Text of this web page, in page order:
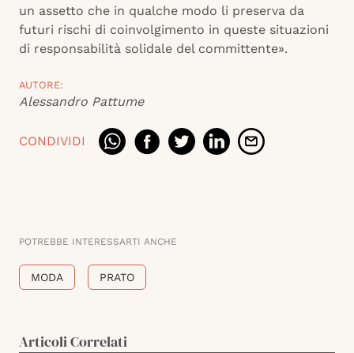
un assetto che in qualche modo li preserva da
futuri rischi di coinvolgimento in queste situazioni
di responsabilità solidale del committente».
AUTORE:
Alessandro Pattume
CONDIVIDI
POTREBBE INTERESSARTI ANCHE
MODA PRATO
Articoli Correlati